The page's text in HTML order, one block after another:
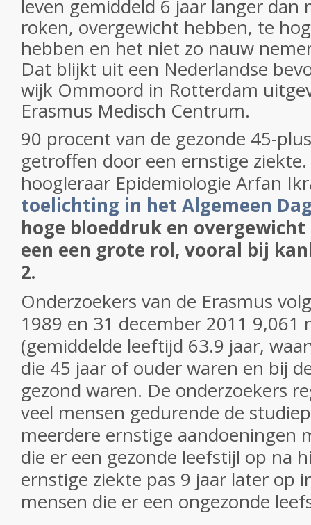
leven gemiddeld 6 jaar langer dan
roken, overgewicht hebben, te
hebben en het niet zo nauw
Dat blijkt uit een Nederlandse
wijk Ommoord in Rotterdam
Erasmus Medisch Centrum.
90 procent van de gezonde 45-
getroffen door een ernstige
hoogleraar Epidemiologie Arfan
toelichting in het Algemeen
hoge bloeddruk en
een een grote rol, vooral bij
2.
Onderzoekers van de Erasmus
1989 en 31 december 2011 9,061
(gemiddelde leeftijd 63.9 jaar,
die 45 jaar of ouder waren en bij
gezond waren. De onderzoekers
veel mensen gedurende de
meerdere ernstige aandoeningen
die er een gezonde leefstijl op na
ernstige ziekte pas 9 jaar later op
mensen die er een ongezonde